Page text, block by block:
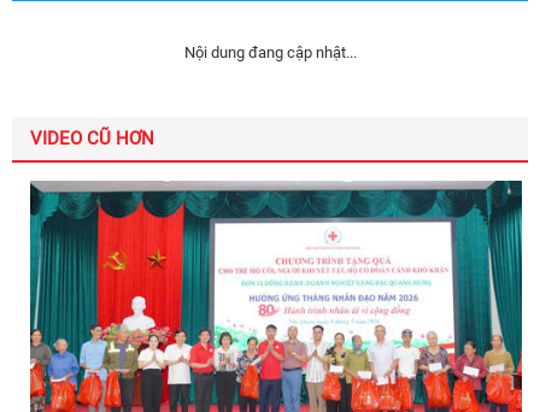
Nội dung đang cập nhật...
VIDEO CŨ HƠN